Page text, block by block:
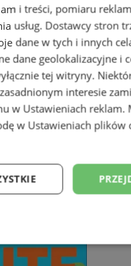
i treści, pomiaru
usług. Dostawcy stron
dane w tych i innych
dane geolokalizacyjne i
tej witryny.
interesie
w Ustawieniach reklam.
w Ustawieniach plików